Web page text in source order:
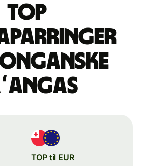
Top
TOP til EUR